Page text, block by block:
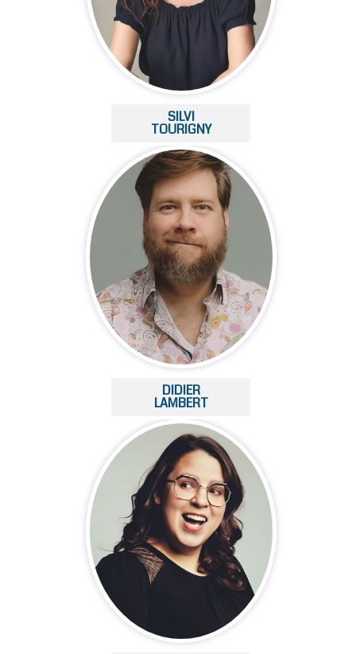
SILVI
TOURIGNY
DIDIER
LAMBERT